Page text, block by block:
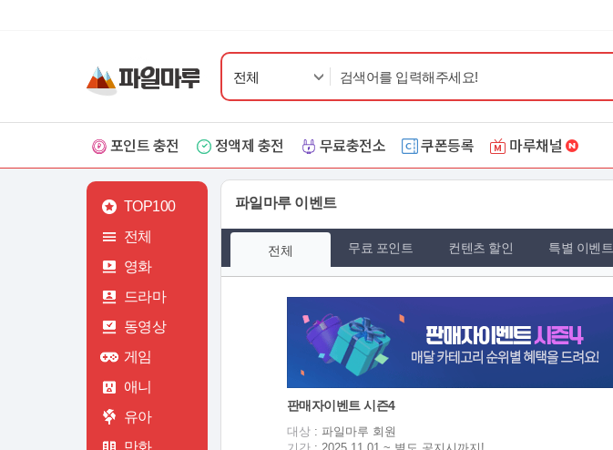
전체
포인트 충전 정액제 충전 무료충전소 쿠폰등록 마루채널
TOP100
전체
영화
드라마
동영상
게임
애니
유아
만화
파일마루 이벤트
전체 무료 포인트 컨텐츠 할인 특별 이벤트
판매자이벤트 시즌4
대상: 파일마루 회원